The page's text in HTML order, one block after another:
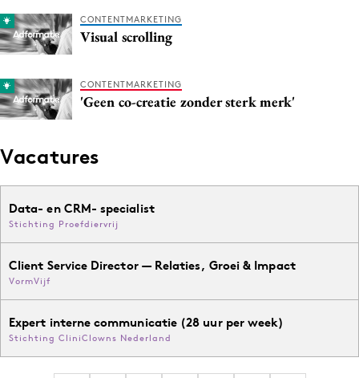
CONTENTMARKETING
Visual scrolling
CONTENTMARKETING
'Geen co-creatie zonder sterk merk'
Vacatures
Data- en CRM- specialist
Stichting Proefdiervrij
Client Service Director — Relaties, Groei & Impact
VormVijf
Expert interne communicatie (28 uur per week)
Stichting CliniClowns Nederland